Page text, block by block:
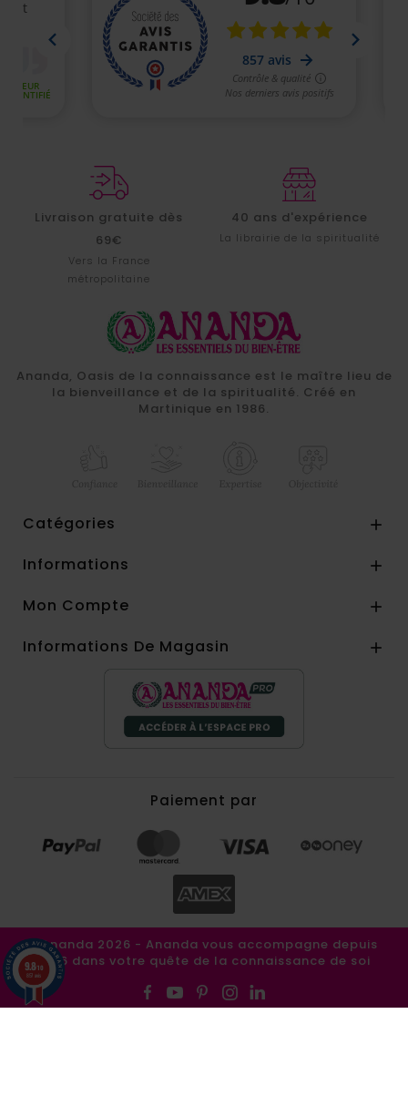
Livraison gratuite dès
69€
Vers la France
métropolitaine
40 ans d'expérience
La librairie de la spiritualité
Ananda, Oasis de la connaissance est le maître lieu de
la bienveillance et de la spiritualité. Créé en
Martinique en 1986.
Catégories 
Informations 
Mon Compte 
Informations De Magasin 
Paiement par
©Ananda 2026 - Ananda vous accompagne depuis
1986 dans votre quête de la connaissance de soi
9.8/10
857 avis